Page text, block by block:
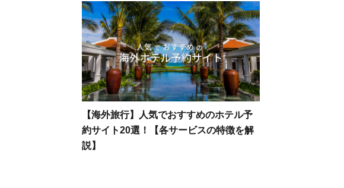
【海外旅行】人気でおすすめのホテル予
約サイト20選！【各サービスの特徴を解
説】